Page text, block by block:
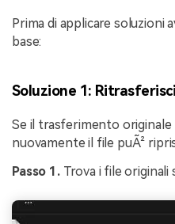
Prima di applicare soluzioni
base:
Soluzione 1:
Se il trasferimento originale
nuovamente il file puÃ²
Passo 1.Trova i file originali